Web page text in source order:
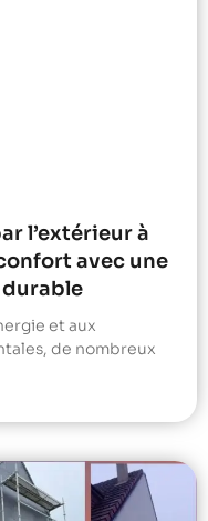
l’extérieur à
avec une
et aux
de nombreux